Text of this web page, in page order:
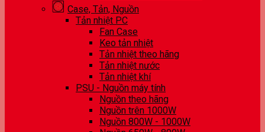
Case, Tản, Nguồn
Tản nhiệt PC
Fan Case
Keo tản nhiệt
Tản nhiệt theo hãng
Tản nhiệt nước
Tản nhiệt khí
PSU - Nguồn máy tính
Nguồn theo hãng
Nguồn trên 1000W
Nguồn 800W - 1000W